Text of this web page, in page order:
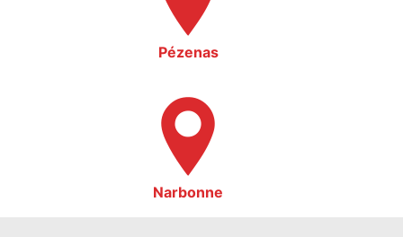
Pézenas
Narbonne